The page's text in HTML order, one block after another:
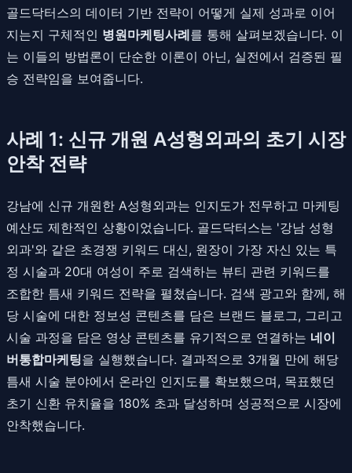
골드닥터스의 데이터 기반 전략이 어떻게 실제 성과로 이어
지는지 구체적인 병원마케팅사례를 통해 살펴보겠습니다. 이
는 이들의 방법론이 단순한 이론이 아닌, 실전에서 검증된 필
승 전략임을 보여줍니다.
사례 1: 신규 개원 A성형외과의 초기 시장
안착 전략
강남에 신규 개원한 A성형외과는 인지도가 전무하고 마케팅
예산도 제한적인 상황이었습니다. 골드닥터스는 '강남 성형
외과'와 같은 초경쟁 키워드 대신, 원장이 가장 자신 있는 특
정 시술과 20대 여성이 주로 검색하는 뷰티 관련 키워드를
조합한 틈새 키워드 전략을 펼쳤습니다. 검색 광고와 함께, 해
당 시술에 대한 정보성 콘텐츠를 담은 브랜드 블로그, 그리고
시술 과정을 담은 영상 콘텐츠를 유기적으로 연결하는 네이
버통합마케팅을 실행했습니다. 결과적으로 3개월 만에 해당
틈새 시술 분야에서 온라인 인지도를 확보했으며, 목표했던
초기 신환 유치율을 180% 초과 달성하며 성공적으로 시장에
안착했습니다.